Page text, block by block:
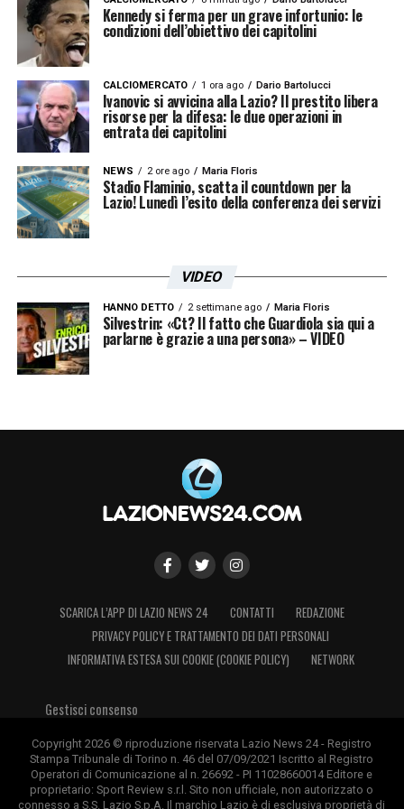
da una parte, attenzione economica
dall’altra. Il club ha scelto una formula
prudente, mentre l’allenatore ha deciso di
accettarla puntando tutto sul lavoro
quotidiano e sulla risposta del gruppo.
Ora il campo dovrà dare le prime risposte. La
clausola del rinnovo automatico resta un
dettaglio importante, ma la vera partita sarà
attorno allaLazio.
Gattuso ha accettato la sfida senza
esitazioni: il suo futuro biancoceleste
passa alla società di Claudio Lotito,
chiamata a fare un mercato (a saldo zero)
all’altezza!
Kennedy si ferma per un grave infortunio: le
condizioni dell’obiettivo dei capitolini
CALCIOMERCATO 1 ora ago Dario Bartolucci
Ivanovic si avvicina alla Lazio? Il prestito libera
risorse per la difesa: le due operazioni in
entrata dei capitolini
NEWS 2 ore ago Maria Floris
Stadio Flaminio, scatta il countdown per la
Lazio! Lunedì l’esito della conferenza dei servizi
VIDEO
HANNO DETTO 2 settimane ago Maria Floris
Silvestrin: «Ct? Il fatto che Guardiola sia qui a
parlarne è grazie a una persona» – VIDEO
SCARICA L’APP DI LAZIO NEWS 24 CONTATTI
REDAZIONE
PRIVACY POLICY E TRATTAMENTO DEI DATI PERSONALI
INFORMATIVA ESTESA SUI COOKIE (COOKIE POLICY)
NETWORK
Gestisci consenso
Copyright 2026 © riproduzione riservata Lazio News 24 - Registro
Stampa Tribunale di Torino n. 46 del 07/09/2021 Iscritto al Registro
Operatori di Comunicazione al n. 26692 - PI 11028660014 Editore e
proprietario: Sport Review s.r.l. Sito non ufficiale, non autorizzato o
connesso a S.S. Lazio S.p.A. Il marchio Lazio è di esclusiva proprietà di